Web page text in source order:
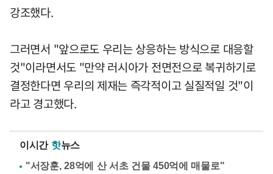
강조했다.
그러면서 "앞으로도 우리는 상응하는 방식으로 대응할
것"이라면서도 "만약 러시아가 전면전으로 복귀하기로
결정한다면 우리의 제재는 즉각적이고 실질적일 것"이
라고 경고했다.
이시간 핫뉴스
"서장훈, 28억에 산 서초 건물 450억에 매물로"